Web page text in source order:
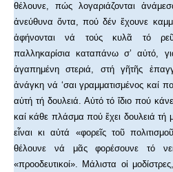
θέλουνε, πώς λογαριάζονται
ἀνεύθυνα ὄντα, πού δέν ἔχουνε
ἀφήνονται νά τούς κυλᾶ τό
παλληκαρίσια καταπάνω σ’ αὐτό,
ἀγαπημένη στεριά, στή γῆτῆς
ἀνάγκη νά ‘σαι γραμματισμένος καί
αὐτή τή δουλειά. Αὐτό τό ἴδιο πού
καί κάθε πλάσμα πού ἔχει δουλειά
εἶναι κι αὐτά «φορεῖς τοῦ
θέλουνε νά μᾶς φορέσουνε τό
«προοδευτικοί». Μάλιστα οἱ